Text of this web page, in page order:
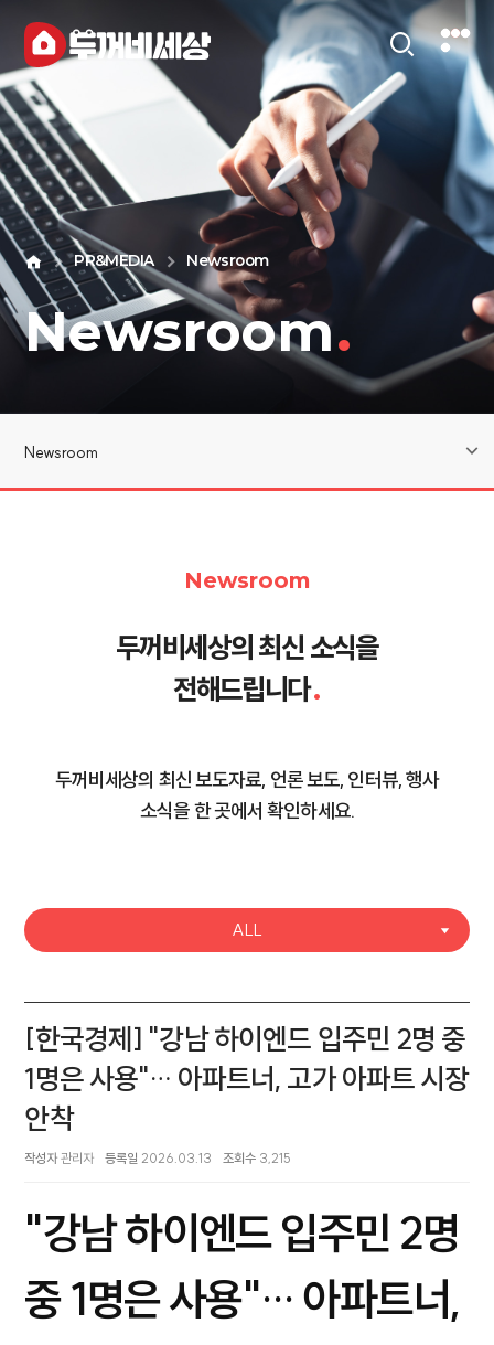
PR&MEDIA Newsroom
Newsroom.
Newsroom
Newsroom
두꺼비세상의 최신 소식을
전해드립니다.
두꺼비세상의 최신 보도자료, 언론 보도, 인터뷰, 행사
소식을 한 곳에서 확인하세요.
ALL
[한국경제] "강남 하이엔드 입주민 2명 중
1명은 사용"… 아파트너, 고가 아파트 시장
안착
작성자 관리자 등록일 2026.03.13 조회수 3,215
"강남 하이엔드 입주민 2명
중 1명은 사용"… 아파트너,